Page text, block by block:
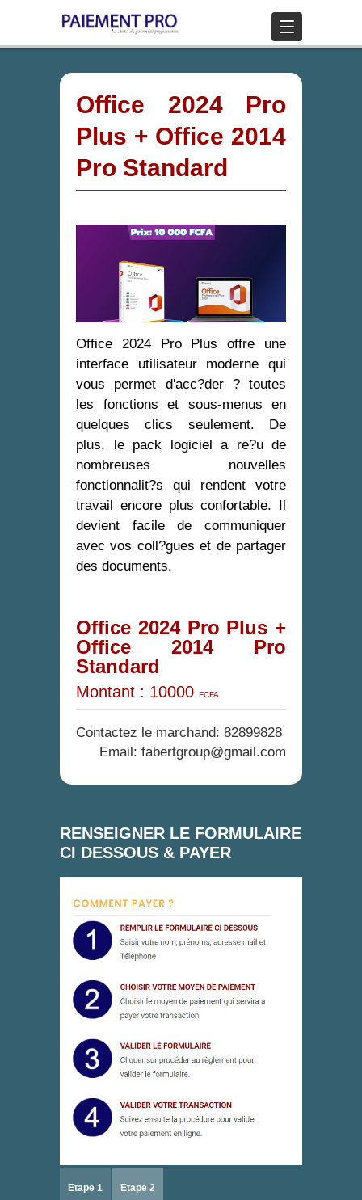
Office 2024 Pro
Plus + Office 2014
Pro Standard
Office 2024 Pro Plus offre une
interface utilisateur moderne qui
vous permet d'acc?der ? toutes
les fonctions et sous-menus en
quelques clics seulement. De
plus, le pack logiciel a re?u de
nombreuses nouvelles
fonctionnalit?s qui rendent votre
travail encore plus confortable. Il
devient facile de communiquer
avec vos coll?gues et de partager
des documents.
Office 2024 Pro Plus +
Office 2014 Pro
Standard
Montant : 10000 FCFA
Contactez le marchand: 82899828
Email: fabertgroup@gmail.com
RENSEIGNER LE FORMULAIRE
CI DESSOUS & PAYER
Etape 1 Etape 2